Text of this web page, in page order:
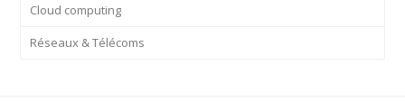
Cloud computing
Réseaux & Télécoms